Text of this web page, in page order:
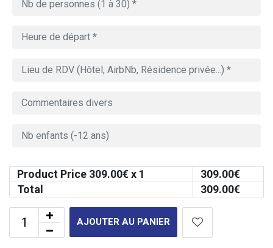
Product Price 309.00€ x 1 309.00€
Total
309.00€
AJOUTER AU PANIER